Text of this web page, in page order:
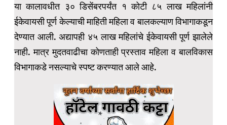
या कालावधीत ३० डिसेंबरपर्यंत १ कोटी ८५ लाख महिलांनी
ईकेवायसी पूर्ण केल्याची माहिती महिला व बालकल्याण विभागाकडून
देण्यात आली. अद्यापही ४५ लाख महिलांचे ईकेवायसी पूर्ण झालेले
नाही. मात्र मुदतवाढीचा कोणताही प्रस्ताव महिला व बालविकास
विभागाकडे नसल्याचे स्पष्ट करण्यात आले आहे.